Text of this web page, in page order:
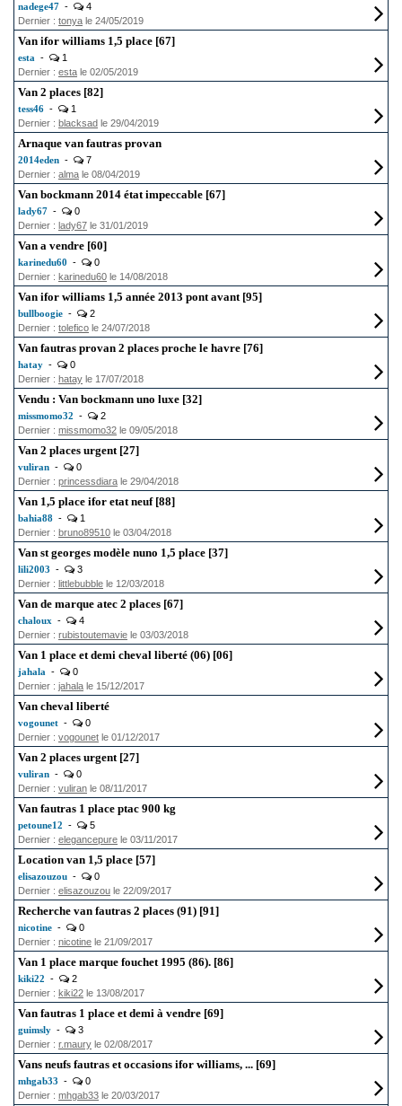
nadege47 -
4
Dernier : tonya le 24/05/2019
Van ifor williams 1,5 place [67]
esta -
1
Dernier : esta le 02/05/2019
Van 2 places [82]
tess46 -
1
Dernier : blacksad le 29/04/2019
Arnaque van fautras provan
2014eden -
7
Dernier : alma le 08/04/2019
Van bockmann 2014 état impeccable [67]
lady67 -
0
Dernier : lady67 le 31/01/2019
Van a vendre [60]
karinedu60 -
0
Dernier : karinedu60 le 14/08/2018
Van ifor williams 1,5 année 2013 pont avant [95]
bullboogie -
2
Dernier : tolefico le 24/07/2018
Van fautras provan 2 places proche le havre [76]
hatay -
0
Dernier : hatay le 17/07/2018
Vendu : Van bockmann uno luxe [32]
missmomo32 -
2
Dernier : missmomo32 le 09/05/2018
Van 2 places urgent [27]
vuliran -
0
Dernier : princessdiara le 29/04/2018
Van 1,5 place ifor etat neuf [88]
bahia88 -
1
Dernier : bruno89510 le 03/04/2018
Van st georges modèle nuno 1,5 place [37]
lili2003 -
3
Dernier : littlebubble le 12/03/2018
Van de marque atec 2 places [67]
chaloux -
4
Dernier : rubistoutemavie le 03/03/2018
Van 1 place et demi cheval liberté (06) [06]
jahala -
0
Dernier : jahala le 15/12/2017
Van cheval liberté
vogounet -
0
Dernier : vogounet le 01/12/2017
Van 2 places urgent [27]
vuliran -
0
Dernier : vuliran le 08/11/2017
Van fautras 1 place ptac 900 kg
petoune12 -
5
Dernier : elegancepure le 03/11/2017
Location van 1,5 place [57]
elisazouzou -
0
Dernier : elisazouzou le 22/09/2017
Recherche van fautras 2 places (91) [91]
nicotine -
0
Dernier : nicotine le 21/09/2017
Van 1 place marque fouchet 1995 (86). [86]
kiki22 -
2
Dernier : kiki22 le 13/08/2017
Van fautras 1 place et demi à vendre [69]
guimsly -
3
Dernier : r.maury le 02/08/2017
Vans neufs fautras et occasions ifor williams, ... [69]
mhgab33 -
0
Dernier : mhgab33 le 20/03/2017